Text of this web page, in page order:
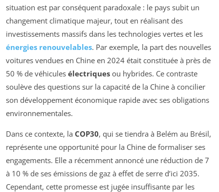
situation est par conséquent paradoxale : le pays subit un
changement climatique majeur, tout en réalisant des
investissements massifs dans les technologies vertes et les
énergies renouvelables. Par exemple, la part des nouvelles
voitures vendues en Chine en 2024 était constituée à près de
50 % de véhicules électriques ou hybrides. Ce contraste
soulève des questions sur la capacité de la Chine à concilier
son développement économique rapide avec ses obligations
environnementales.
Dans ce contexte, la COP30, qui se tiendra à Belém au Brésil,
représente une opportunité pour la Chine de formaliser ses
engagements. Elle a récemment annoncé une réduction de 7
à 10 % de ses émissions de gaz à effet de serre d’ici 2035.
Cependant, cette promesse est jugée insuffisante par les